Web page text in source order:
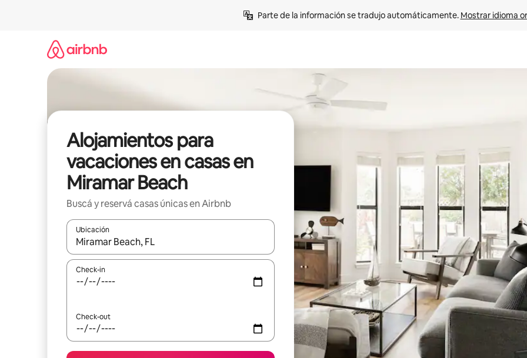
Parte de la información se tradujo automáticamente. Mostrar idioma
Alojamientos para
vacaciones en casas en
Miramar Beach
Buscá y reservá casas únicas en Airbnb
Ubicación
Cuando los resultados estén disponibles, navegá con las teclas de flecha hacia arriba y hacia abajo o explorá
Check-in
Check-out